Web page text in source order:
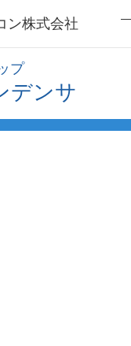
ン株式会社
プ
デンサ